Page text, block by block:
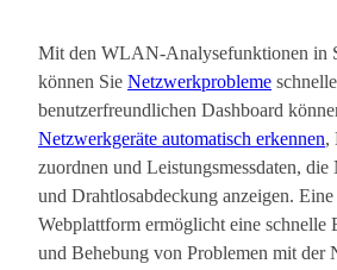
Mit den WLAN-Analysefunktionen in
können Sie Netzwerkprobleme
benutzerfreundlichen Dashboard
Netzwerkgeräte automatisch erkennen,
zuordnen und Leistungsmessdaten,
und Drahtlosabdeckung anzeigen. Eine
Webplattform ermöglicht eine schnelle
und Behebung von Problemen mit der